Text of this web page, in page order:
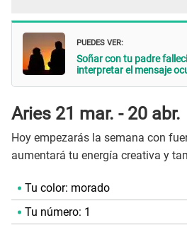
PUEDES VER:
Soñar con tu padre
interpretar el mensaje
Aries 21 mar. - 20 abr.
Hoy empezarás la semana con
aumentará tu energía creativa y
Tu color: morado
Tu número: 1